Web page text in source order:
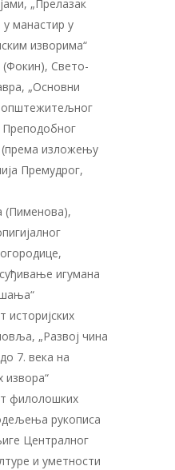
„Прелазак
манастир у
изворима“
(Фокин), Свето-
„Основни
општежитељног
Преподобног
изложењу
Премудрог,
(Пименова),
игумана
историјских
„Развој чина
7. века на
извора“
филолошких
рукописа
Централног
и уметности